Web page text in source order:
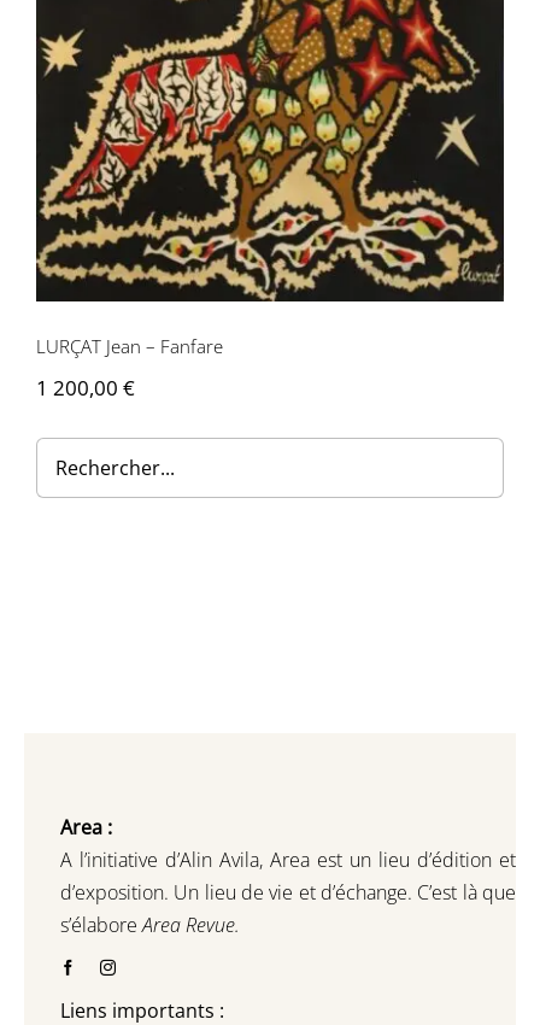
Contactez-nous
LURÇAT Jean – Fanfare
1 200,00 €
Area :
A l’initiative d’Alin Avila, Area est un lieu d’édition et
d’exposition. Un lieu de vie et d’échange. C’est là que
s’élaboreArea Revue.
Liens importants :